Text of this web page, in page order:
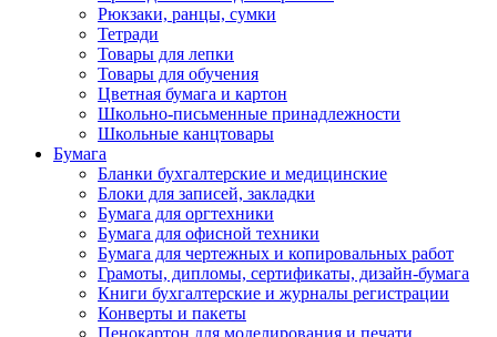
Рюкзаки, ранцы, сумки
Тетради
Товары для лепки
Товары для обучения
Цветная бумага и картон
Школьно-письменные принадлежности
Школьные канцтовары
Бумага
Бланки бухгалтерские и медицинские
Блоки для записей, закладки
Бумага для оргтехники
Бумага для офисной техники
Бумага для чертежных и копировальных работ
Грамоты, дипломы, сертификаты, дизайн-бумага
Книги бухгалтерские и журналы регистрации
Конверты и пакеты
Пенокартон для моделирования и печати